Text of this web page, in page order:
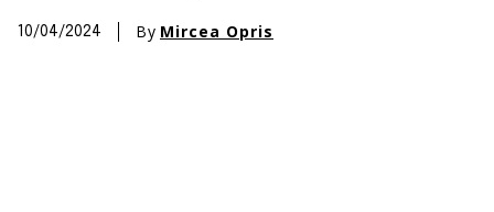
10/04/2024 By Mircea Opris